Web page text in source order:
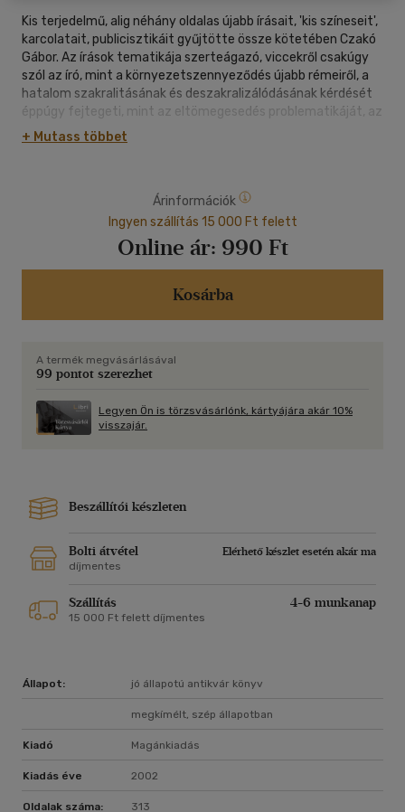
Kis terjedelmű, alig néhány oldalas újabb írásait, 'kis színeseit',
karcolatait, publicisztikáit gyűjtötte össze kötetében Czakó
Gábor. Az írások tematikája szerteágazó, viccekről csakúgy
szól az író, mint a környezetszennyeződés újabb rémeiről, a
hatalom szakralitásának és deszakralizálódásának kérdését
éppúgy fejtegeti, mint az eltömegesedés problematikáját, az
értékválasztás, a világnézetek tipológiája nem kevésbé
tematizálódik Czakónál, mint a nemzetközi pénzvilág
szellemileg roppant egységes. Czakó elkötelezetten vallásos,
mércéje a keresztény kinyilatkoztatás és etika, a
korkérdésekre a választ, a problémákra a megoldást a
keresztény értékek őszinte vállalásában látja, írásai egy ilyen
igényű szellemi megújulást sürgetnek.
+ Mutass többet
Árinformációk
Ingyen szállítás 15 000 Ft felett
Online ár: 990 Ft
Kosárba
A termék megvásárlásával
99 pontot szerezhet
Legyen Ön is törzsvásárlónk, kártyájára akár 10%
visszajár.
Beszállítói készleten
Bolti átvétel
Elérhető készlet esetén akár ma
díjmentes
Szállítás 4-6 munkanap
15 000 Ft felett díjmentes
Állapot: jó állapotú antikvár könyv
megkímélt, szép állapotban
Kiadó Magánkiadás
Kiadás éve 2002
Oldalak száma: 313